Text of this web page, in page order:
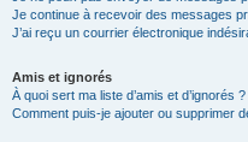
Je continue à recevoir des messages
J’ai reçu un courrier électronique
Amis et ignorés
À quoi sert ma liste d’amis et d’ignorés ?
Comment puis-je ajouter ou supprimer